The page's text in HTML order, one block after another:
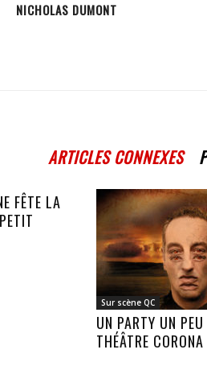
NICHOLAS DUMONT
ARTICLES CONNEXES
FÊTE LA
Sur scène QC
UN PARTY UN
THÉÂTRE CORONA